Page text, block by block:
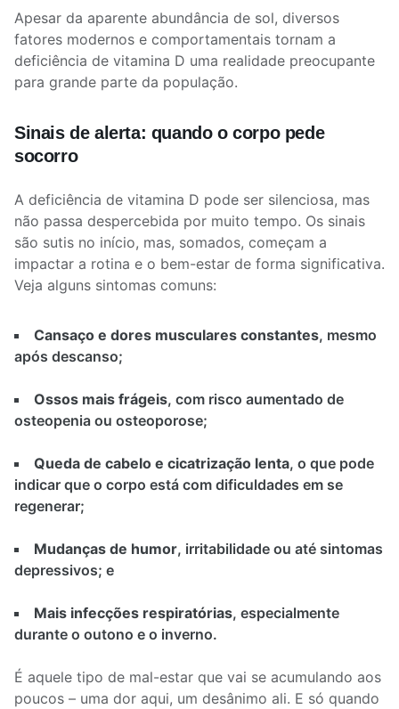
Apesar da aparente abundância de sol, diversos
fatores modernos e comportamentais tornam a
deficiência de vitamina D uma realidade preocupante
para grande parte da população.
Sinais de alerta: quando o corpo pede
socorro
A deficiência de vitamina D pode ser silenciosa, mas
não passa despercebida por muito tempo. Os sinais
são sutis no início, mas, somados, começam a
impactar a rotina e o bem-estar de forma significativa.
Veja alguns sintomas comuns:
Cansaço e dores musculares constantes, mesmo
após descanso;
Ossos mais frágeis, com risco aumentado de
osteopenia ou osteoporose;
Queda de cabelo e cicatrização lenta, o que pode
indicar que o corpo está com dificuldades em se
regenerar;
Mudanças de humor, irritabilidade ou até sintomas
depressivos; e
Mais infecções respiratórias, especialmente
durante o outono e o inverno.
É aquele tipo de mal-estar que vai se acumulando aos
poucos – uma dor aqui, um desânimo ali. E só quando